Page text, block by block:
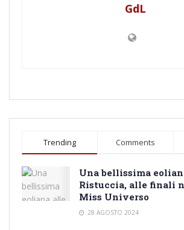
GdL
Trending Comments
Una bellissima
Ristuccia, alle finali
Miss Universo
28 AGOSTO 2024